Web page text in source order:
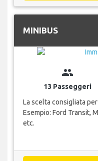
MINIBUS
group
13 Passeggeri
La scelta consigliata
Esempio: Ford Transit,
etc.